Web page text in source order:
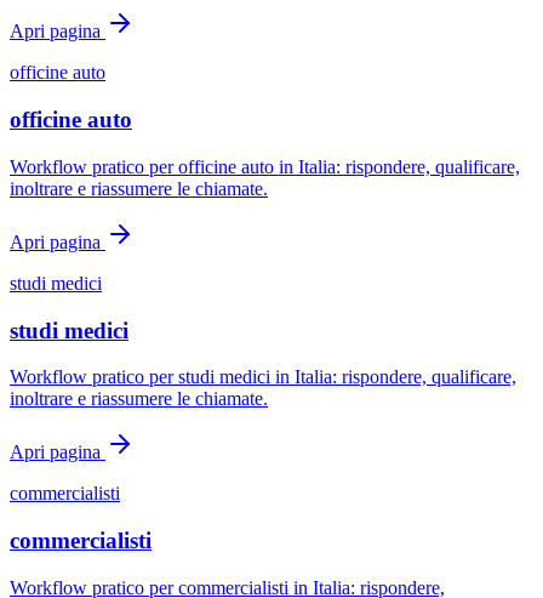
Apri pagina
officine auto
officine auto
Workflow pratico per officine auto in Italia: rispondere, qualificare,
inoltrare e riassumere le chiamate.
Apri pagina
studi medici
studi medici
Workflow pratico per studi medici in Italia: rispondere, qualificare,
inoltrare e riassumere le chiamate.
Apri pagina
commercialisti
commercialisti
Workflow pratico per commercialisti in Italia: rispondere,